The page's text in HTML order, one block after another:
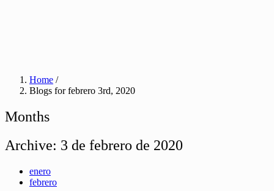
Home /
Blogs for febrero 3rd, 2020
Months
Archive: 3 de febrero de 2020
enero
febrero